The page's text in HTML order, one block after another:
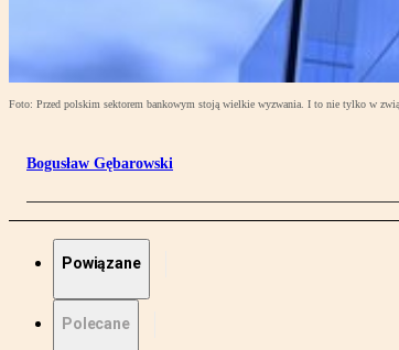
Foto: Przed polskim sektorem bankowym stoją wielkie wyzwania. I to nie tylko w
Bogusław Gębarowski
Powiązane
Polecane